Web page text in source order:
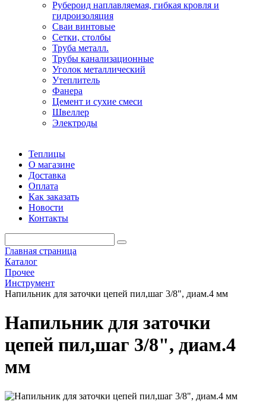
Рубероид наплавляемая, гибкая кровля и
гидроизоляция
Сваи винтовые
Сетки, столбы
Труба металл.
Трубы канализационные
Уголок металлический
Утеплитель
Фанера
Цемент и сухие смеси
Швеллер
Электроды
Теплицы
О магазине
Доставка
Оплата
Как заказать
Новости
Контакты
Главная страница
Каталог
Прочее
Инструмент
Напильник для заточки цепей пил,шаг 3/8", диам.4 мм
Напильник для заточки
цепей пил,шаг 3/8", диам.4
мм